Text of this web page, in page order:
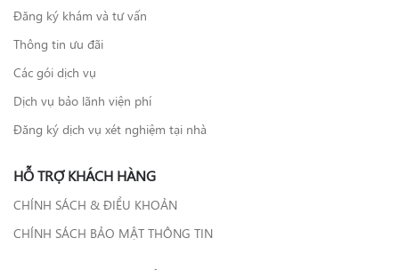
Đăng ký khám và tư vấn
Thông tin ưu đãi
Các gói dịch vụ
Dịch vụ bảo lãnh viện phí
Đăng ký dịch vụ xét nghiệm tại nhà
HỖ TRỢ KHÁCH HÀNG
CHÍNH SÁCH & ĐIỀU KHOẢN
CHÍNH SÁCH BẢO MẬT THÔNG TIN